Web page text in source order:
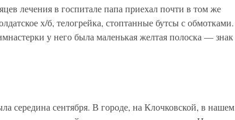
лечения в госпитале папа приехал почти в том же
х/б, телогрейка, стоптанные бутсы с обмотками.
у него была маленькая желтая полоска — знак
середина сентября. В городе, на Клочковской, в нашем